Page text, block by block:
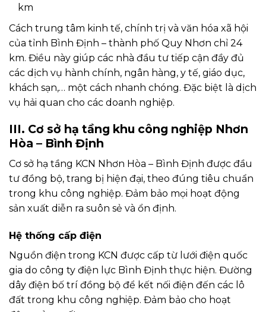
km
Cách trung tâm kinh tế, chính trị và văn hóa xã hội
của tỉnh Bình Định – thành phố Quy Nhơn chỉ 24
km. Điều này giúp các nhà đầu tư tiếp cận đầy đủ
các dịch vụ hành chính, ngân hàng, y tế, giáo dục,
khách sạn,… một cách nhanh chóng. Đặc biệt là dịch
vụ hải quan cho các doanh nghiệp.
III. Cơ sở hạ tầng khu công nghiệp Nhơn
Hòa – Bình Định
Cơ sở hạ tầng KCN Nhơn Hòa – Bình Định được đầu
tư đồng bộ, trang bị hiện đại, theo đúng tiêu chuẩn
trong khu công nghiệp. Đảm bảo mọi hoạt động
sản xuất diễn ra suôn sẻ và ổn định.
Hệ thống cấp điện
Nguồn điện trong KCN được cấp từ lưới điện quốc
gia do công ty điện lực Bình Định thực hiện. Đường
dây điện bố trí đồng bộ để kết nối điện đến các lô
đất trong khu công nghiệp. Đảm bảo cho hoạt